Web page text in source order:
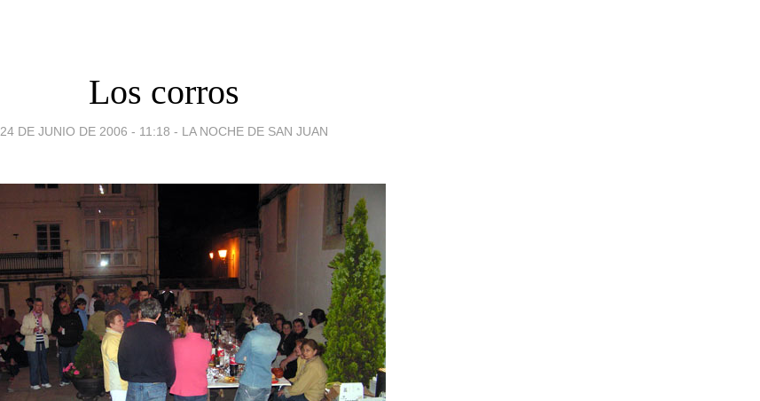
Los corros
24 DE JUNIO DE 2006 - 11:18 - LA NOCHE DE SAN JUAN